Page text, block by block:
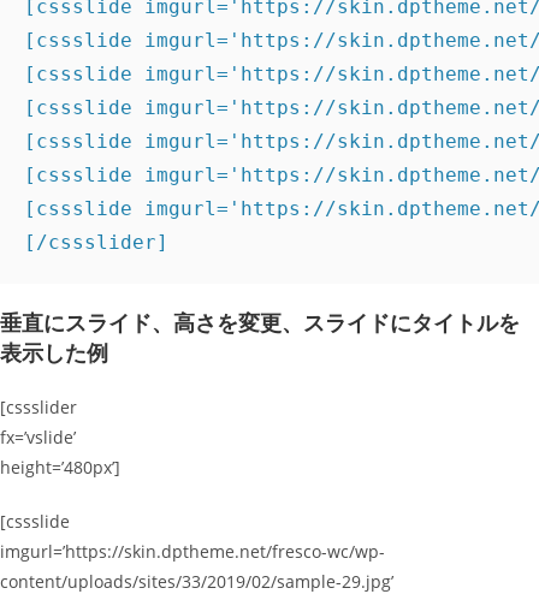
[cssslide imgurl='https://
[cssslide imgurl='https://
[cssslide imgurl='https://
[cssslide imgurl='https://
[cssslide imgurl='https://
[cssslide imgurl='https://
[cssslide imgurl='https://
[/cssslider]
垂直にスライド、高さを変更、スライドにタイトルを
表示した例
[cssslider
fx=’vslide’
height=’480px’]
[cssslide
imgurl=’https://skin.dptheme.net/fresco-wc/wp-
content/uploads/sites/33/2019/02/sample-29.jpg’